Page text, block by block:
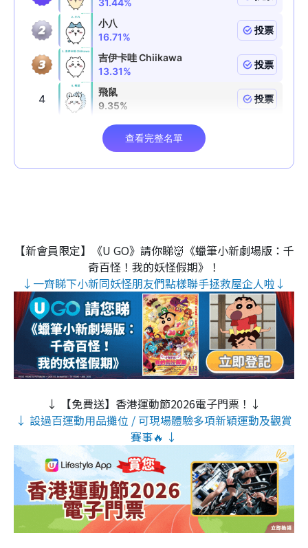
【新會員限定】《U GO》請你睇👹《蠟筆小新劇場版：千
奇百怪！我的妖怪假期》！
↓一齊睇下小新同妖怪朋友們點樣聯手拯救屋企人啦↓
↓ 【免費送】香港運動節2026電子門票！↓
↓ 設過百運動用品攤位 / 可現場體驗多項新穎運動及觀賞
賽事🔥 ↓